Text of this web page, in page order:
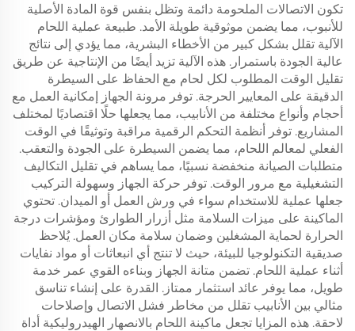
تكون الاتصالات الملحومة دائمة وتظل بنفس قوة المادة الأصلية
للأنبوب، مما يضمن موثوقية طويلة الأمد. طبيعة عملية اللحام
الآلية تقلل بشكل كبير من الأخطاء البشرية، مما يؤدي إلى نتائج
عالية الجودة باستمرار. هذه الآلية تزيد أيضًا من الإنتاجية عن طريق
تقليل الوقت المطلوب لكل لحام مع الحفاظ على السيطرة
الدقيقة على المعايير الحرجة. توفر مرونة الجهاز إمكانية العمل مع
أحجام وأنواع مختلفة من الأنابيب، مما يجعلها حلًا اقتصاديًا لمختلف
المشاريع. توفر أنظمة التحكم الرقمية مراقبة وتوثيقًا في الوقت
الفعلي لمعالم اللحام، مما يضمن السيطرة على الجودة والتعقب.
متطلبات الصيانة منخفضة نسبيًا، مما يساهم في تقليل التكاليف
التشغيلية مع مرور الوقت. توفر حركة الجهاز وسهولة التركيب
جعلها عملية للاستخدام سواء في ورش العمل أو الميدان. تحتوي
الماكينة على ميزات السلامة مثل أزرار الطوارئ ومؤشرات درجة
الحرارة لحماية المشغلين وضمان سلامة مكان العمل. يُلاحظ
صديقية التكنولوجيا للبيئة، حيث لا تنتج أي انبعاثات أو مواد نفايات
أثناء عملية اللحام. تضمن متانة الجهاز وبناءه القوي عمر خدمة
طويل، مما يوفر عائد استثمار ممتاز. القدرة على إنشاء تناسق
مثالي بين الأنابيب تقلل من مخاطر فشل الاتصال وإصلاحات
لاحقة. هذه المزايا تجعل ماكينة اللحام بالانصهار الهيدروليكية أداة